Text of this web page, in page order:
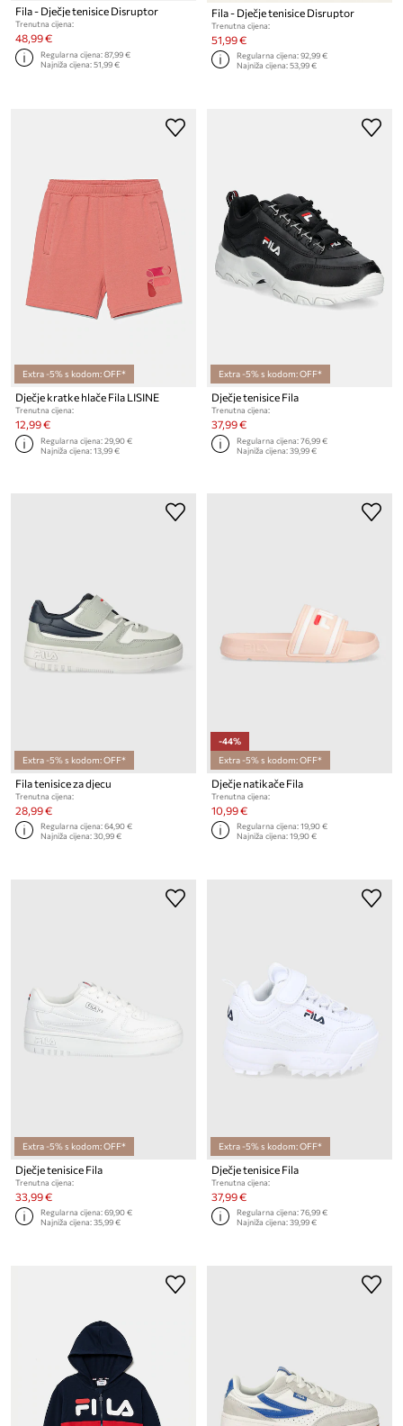
Fila - Dječje tenisice Disruptor
Trenutna cijena:
48,99 €
Regularna cijena:87,99 €
Najniža cijena:51,99 €
Fila - Dječje tenisice Disruptor
Trenutna cijena:
51,99 €
Regularna cijena:92,99 €
Najniža cijena:53,99 €
Extra -5% s kodom: OFF*
Dječje kratke hlače Fila LISINE
Trenutna cijena:
12,99 €
Regularna cijena:29,90 €
Najniža cijena:13,99 €
Extra -5% s kodom: OFF*
Dječje tenisice Fila
Trenutna cijena:
37,99 €
Regularna cijena:76,99 €
Najniža cijena:39,99 €
Extra -5% s kodom: OFF*
Fila tenisice za djecu
Trenutna cijena:
28,99 €
Regularna cijena:64,90 €
Najniža cijena:30,99 €
-44%
Extra -5% s kodom: OFF*
Dječje natikače Fila
Trenutna cijena:
10,99 €
Regularna cijena:19,90 €
Najniža cijena:19,90 €
Extra -5% s kodom: OFF*
Dječje tenisice Fila
Trenutna cijena:
33,99 €
Regularna cijena:69,90 €
Najniža cijena:35,99 €
Extra -5% s kodom: OFF*
Dječje tenisice Fila
Trenutna cijena:
37,99 €
Regularna cijena:76,99 €
Najniža cijena:39,99 €